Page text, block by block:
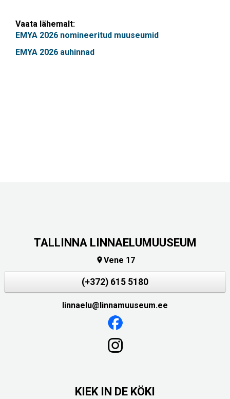
Vaata lähemalt:
EMYA 2026 nomineeritud muuseumid
EMYA 2026 auhinnad
TALLINNA LINNAELUMUUSEUM
Vene 17
(+372) 615 5180
linnaelu@linnamuuseum.ee
KIEK IN DE KÖKI